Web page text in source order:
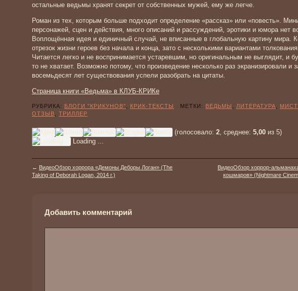
остальные ведьмы хранят секрет от собственных мужей, ему же легче.
Роман из тех, которым больше подходит определение «рассказ» или «повесть».
персонажей, сцен и действия, много описаний и рассуждений, эротики и юмора нет
Воплощённая идея и единичный случай, не вписанные в глобальную картину мира.
отрезок жизни героев без начала и конца, зато с несколькими вариантами
Читается легко и не воспринимается устаревшим, но оригинальным не выглядит, и
то не хватает. Возможно потому, что произведение несколько раз экранизировали и
восемьдесят лет существования успели разобрать на цитаты.
Страница книги «Ведьма» в КЛУБ-КРИКе
РУБРИКА: БЛОГИ "КРИКУНОВ" КРИК-ТЕКСТЫ МЕТКИ: ВЕДЬМЫ ЛИТЕРАТУРА
ОТЗЫВ
ТРИЛЛЕР
(голосовало: 2, среднее: 5,00 из 5)
Loading ...
← ВидеоОбзор хоррора «Демоны Деборы Логан» (The
Taking of Deborah Logan, 2014 г.)
ВидеоОбзор хоррор-
кошмаров» (Nightmare
Добавить комментарий